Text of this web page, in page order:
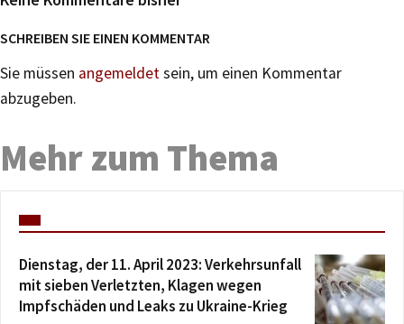
SCHREIBEN SIE EINEN KOMMENTAR
Sie müssen angemeldetsein, um einen Kommentar
abzugeben.
Mehr zum Thema
Dienstag, der 11. April 2023: Verkehrsunfall
mit sieben Verletzten, Klagen wegen
Impfschäden und Leaks zu Ukraine-Krieg